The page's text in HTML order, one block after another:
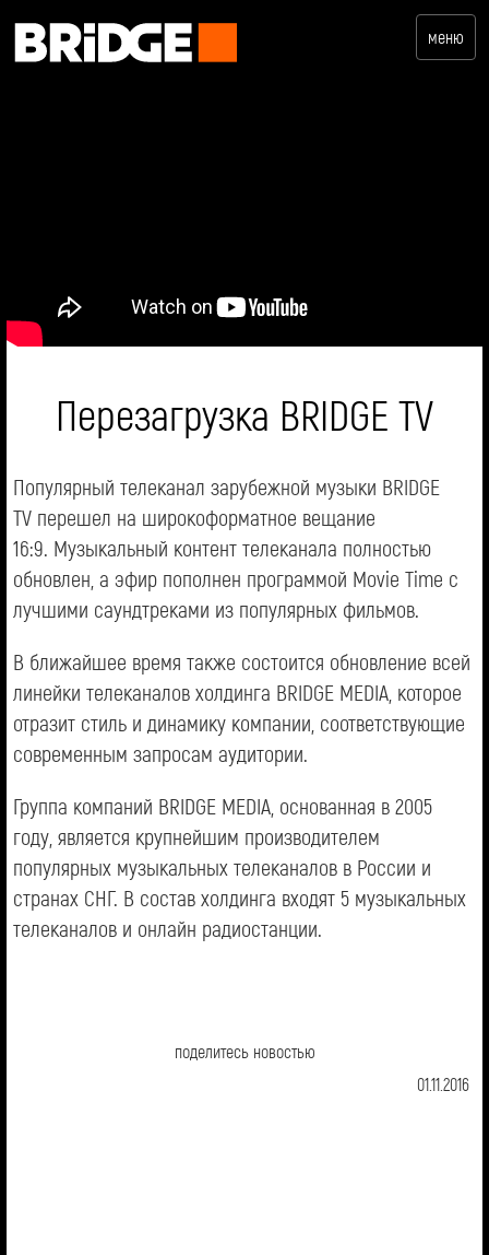
меню
Перезагрузка BRIDGE TV
Популярный телеканал зарубежной музыки BRIDGE
TV перешел на широкоформатное вещание
16:9. Музыкальный контент телеканала полностью
обновлен, а эфир пополнен программой Movie Time с
лучшими саундтреками из популярных фильмов.
В ближайшее время также состоится обновление всей
линейки телеканалов холдинга BRIDGE MEDIA, которое
отразит стиль и динамику компании, соответствующие
современным запросам аудитории.
Группа компаний BRIDGE MEDIA, основанная в 2005
году, является крупнейшим производителем
популярных музыкальных телеканалов в России и
странах СНГ. В состав холдинга входят 5 музыкальных
телеканалов и онлайн радиостанции.
поделитесь новостью
01.11.2016